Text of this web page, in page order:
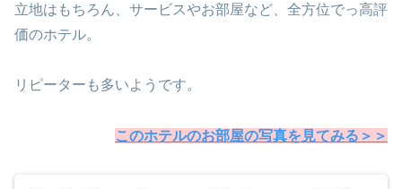
立地はもちろん、サービスやお部屋など、全方位でっ高評
価のホテル。
リピーターも多いようです。
このホテルのお部屋の写真を見てみる＞＞